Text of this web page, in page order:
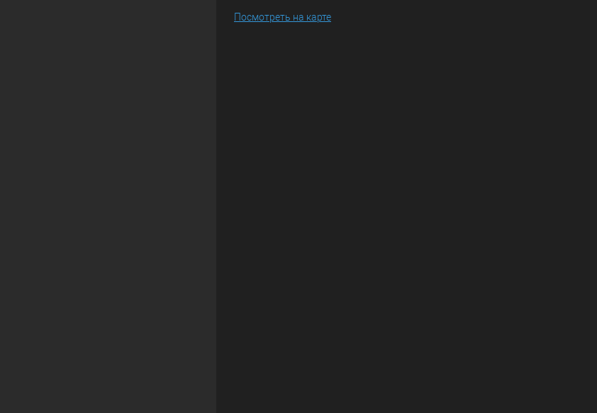
Посмотреть на карте